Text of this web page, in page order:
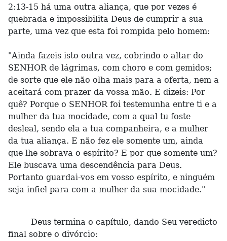
2:13-15 há uma outra aliança, que por vezes é
quebrada e impossibilita Deus de cumprir a sua
parte, uma vez que esta foi rompida pelo homem:
"Ainda fazeis isto outra vez, cobrindo o altar do
SENHOR de lágrimas, com choro e com gemidos;
de sorte que ele não olha mais para a oferta, nem a
aceitará com prazer da vossa mão. E dizeis: Por
quê? Porque o SENHOR foi testemunha entre ti e a
mulher da tua mocidade, com a qual tu foste
desleal, sendo ela a tua companheira, e a mulher
da tua aliança. E não fez ele somente um, ainda
que lhe sobrava o espírito? E por que somente um?
Ele buscava uma descendência para Deus.
Portanto guardai-vos em vosso espírito, e ninguém
seja infiel para com a mulher da sua mocidade."
Deus termina o capítulo, dando Seu veredicto
final sobre o divórcio: